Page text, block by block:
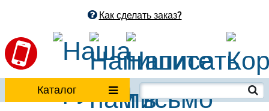
Как сделать заказ?
Каталог